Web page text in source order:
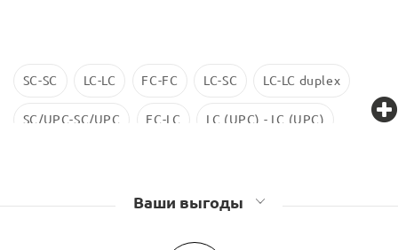
SC-SC LC-LC FC-FC LC-SC LC-LC duplex
SC/UPC-SC/UPC FC-LC LC (UPC) - LC (UPC)
Ваши выгоды